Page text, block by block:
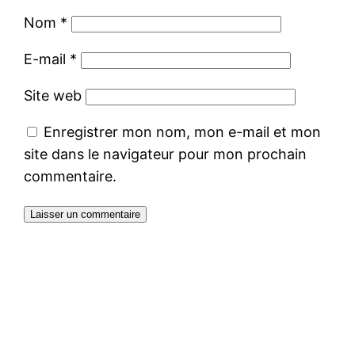
Nom *
E-mail *
Site web
Enregistrer mon nom, mon e-mail et mon
site dans le navigateur pour mon prochain
commentaire.